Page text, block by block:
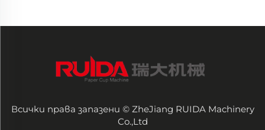
Всички права запазени © ZheJiang RUIDA Machinery
Co.,Ltd